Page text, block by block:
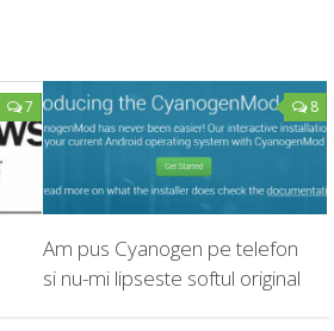
7 8
Am pus Cyanogen pe telefon
si nu-mi lipseste softul original